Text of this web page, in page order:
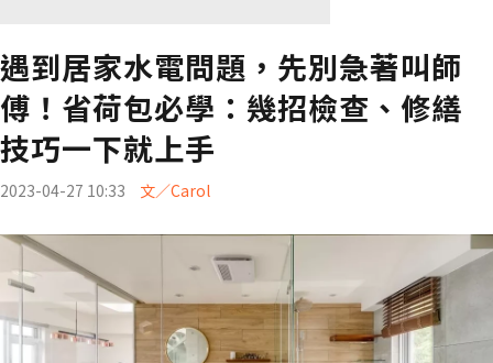
遇到居家水電問題，先別急著叫師
傅！省荷包必學：幾招檢查、修繕
技巧一下就上手
2023-04-27 10:33 文／Carol